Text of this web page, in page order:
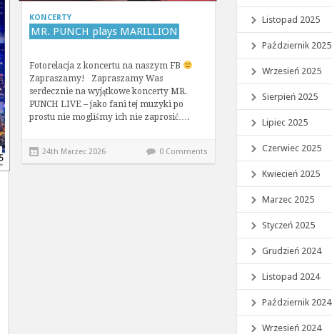
KONCERTY
MR. PUNCH plays MARILLION
Fotorelacja z koncertu na naszym FB
Zapraszamy! Zapraszamy Was
serdecznie na wyjątkowe koncerty MR.
PUNCH LIVE – jako fani tej muzyki po
prostu nie mogliśmy ich nie zaprosić….
24th Marzec 2026 0 Comments
Listopad 2025
Październik 2025
Wrzesień 2025
Sierpień 2025
Lipiec 2025
Czerwiec 2025
Kwiecień 2025
Marzec 2025
Styczeń 2025
Grudzień 2024
Listopad 2024
Październik 2024
Wrzesień 2024